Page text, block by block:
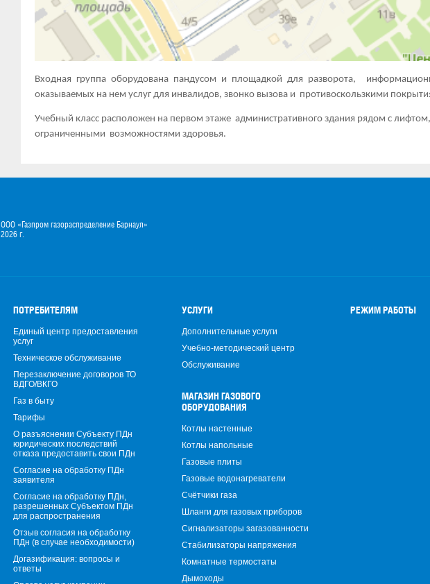
Входная группа оборудована пандусом и площадкой для разворота,
оказываемых на нем услуг для инвалидов, звонко вызова и противоскользкими
Учебный класс расположен на первом этаже административного здания рядом с
ограниченными возможностями здоровья.
ООО «Газпром газораспределение Барнаул»
2026 г.
ПОТРЕБИТЕЛЯМ
Единый центр предоставления
услуг
Техническое обслуживание
Перезаключение договоров ТО
ВДГО/ВКГО
Газ в быту
Тарифы
О разъяснении Субъекту ПДн
юридических последствий
отказа предоставить свои ПДн
Согласие на обработку ПДн
заявителя
Согласие на обработку ПДн,
разрешенных Субъектом ПДн
для распространения
Отзыв согласия на обработку
ПДн (в случае необходимости)
Догазификация: вопросы и
ответы
УСЛУГИ
Дополнительные услуги
Учебно-методический центр
Обслуживание
МАГАЗИН ГАЗОВОГО
ОБОРУДОВАНИЯ
Котлы настенные
Котлы напольные
Газовые плиты
Газовые водонагреватели
Счётчики газа
Шланги для газовых приборов
Сигнализаторы загазованности
Стабилизаторы напряжения
Комнатные термостаты
Дымоходы
РЕЖИМ РАБОТЫ